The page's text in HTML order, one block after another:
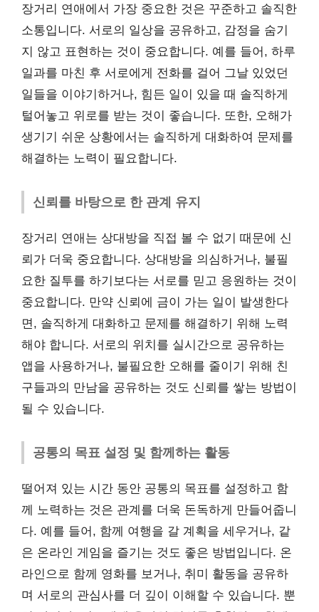
장거리 연애에서 가장 중요한 것은 꾸준하고 솔직한
소통입니다. 서로의 일상을 공유하고, 감정을 숨기
지 않고 표현하는 것이 중요합니다. 예를 들어, 하루
일과를 마친 후 서로에게 전화를 걸어 그날 있었던
일들을 이야기하거나, 힘든 일이 있을 때 솔직하게
털어놓고 위로를 받는 것이 좋습니다. 또한, 오해가
생기기 쉬운 상황에서는 솔직하게 대화하여 문제를
해결하는 노력이 필요합니다.
신뢰를 바탕으로 한 관계 유지
장거리 연애는 상대방을 직접 볼 수 없기 때문에 신
뢰가 더욱 중요합니다. 상대방을 의심하거나, 불필
요한 질투를 하기보다는 서로를 믿고 응원하는 것이
중요합니다. 만약 신뢰에 금이 가는 일이 발생한다
면, 솔직하게 대화하고 문제를 해결하기 위해 노력
해야 합니다. 서로의 위치를 실시간으로 공유하는
앱을 사용하거나, 불필요한 오해를 줄이기 위해 친
구들과의 만남을 공유하는 것도 신뢰를 쌓는 방법이
될 수 있습니다.
공통의 목표 설정 및 함께하는 활동
떨어져 있는 시간 동안 공통의 목표를 설정하고 함
께 노력하는 것은 관계를 더욱 돈독하게 만들어줍니
다. 예를 들어, 함께 여행을 갈 계획을 세우거나, 같
은 온라인 게임을 즐기는 것도 좋은 방법입니다. 온
라인으로 함께 영화를 보거나, 취미 활동을 공유하
며 서로의 관심사를 더 깊이 이해할 수 있습니다. 뿐